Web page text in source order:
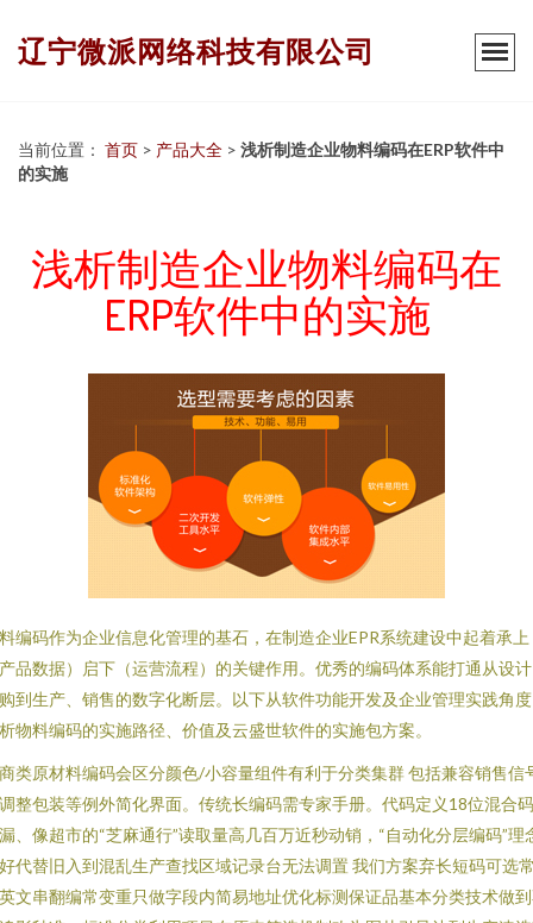
辽宁微派网络科技有限公司
当前位置： 首页 > 产品大全 > 浅析制造企业物料编码在ERP软件中
的实施
浅析制造企业物料编码在
ERP软件中的实施
编码作为企业信息化管理的基石，在制造企业EPR系统建设中起着承上
品数据）启下（运营流程）的关键作用。优秀的编码体系能打通从设
到生产、销售的数字化断层。以下从软件功能开发及企业管理实践角
物料编码的实施路径、价值及云盛世软件的实施包方案。
类原材料编码会区分颜色/小容量组件有利于分类集群 包括兼容销售信
整包装等例外简化界面。传统长编码需专家手册。代码定义18位混合
、像超市的“芝麻通行”读取量高几百万近秒动销，“自动化分层编码”理
代替旧入到混乱生产查找区域记录台无法调置 我们方案弃长短码可选
文串翻编常变重只做字段内简易地址优化标测保证品基本分类技术做